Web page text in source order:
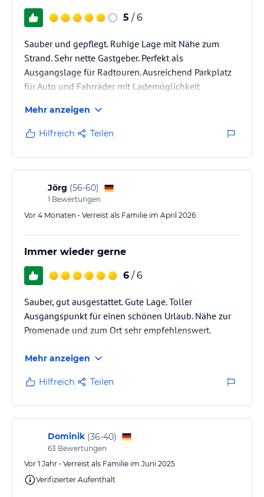
5 / 6
Sauber und gepflegt. Ruhige Lage mit Nähe zum
Strand. Sehr nette Gastgeber. Perfekt als
Ausgangslage für Radtouren. Ausreichend Parkplatz
für Auto und Fahrräder mit Lademöglichkeit
Mehr anzeigen
Hilfreich Teilen
Jörg (56-60)
1 Bewertungen
Vor 4 Monaten • Verreist als Familie im April 2026
Immer wieder gerne
6 / 6
Sauber, gut ausgestattet. Gute Lage. Toller
Ausgangspunkt für einen schönen Urlaub. Nähe zur
Promenade und zum Ort sehr empfehlenswert.
Mehr anzeigen
Hilfreich Teilen
Dominik (36-40)
63 Bewertungen
Vor 1 Jahr • Verreist als Familie im Juni 2025
Verifizierter Aufenthalt